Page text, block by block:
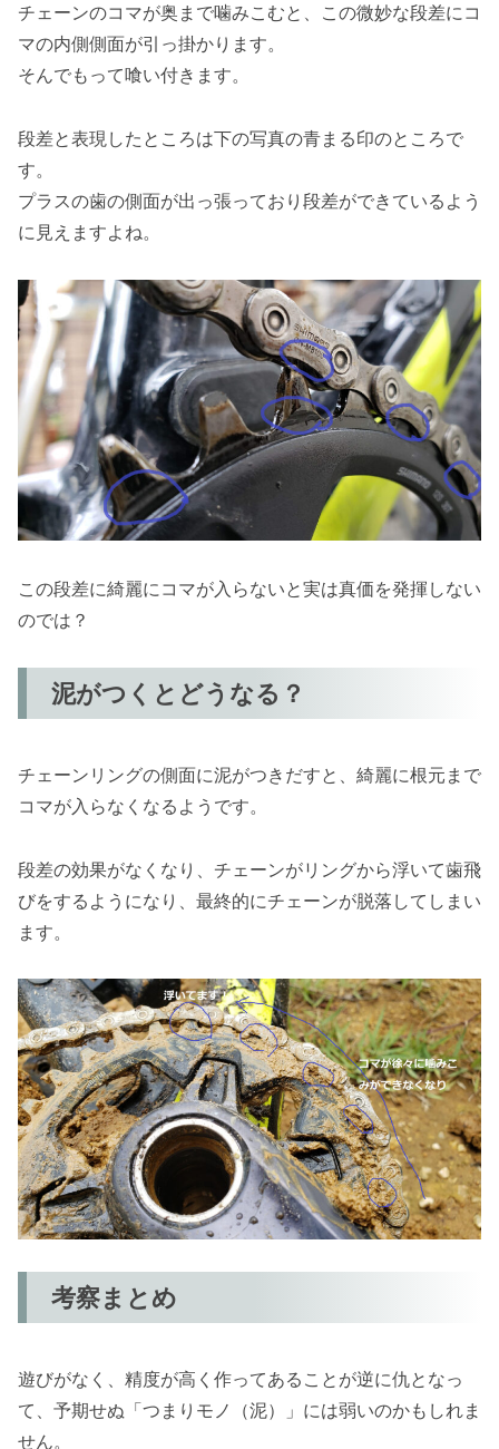
チェーンのコマが奥まで噛みこむと、この微妙な段差にコ
マの内側側面が引っ掛かります。
そんでもって喰い付きます。
段差と表現したところは下の写真の青まる印のところで
す。
プラスの歯の側面が出っ張っており段差ができているよう
に見えますよね。
この段差に綺麗にコマが入らないと実は真価を発揮しない
のでは？
泥がつくとどうなる？
チェーンリングの側面に泥がつきだすと、綺麗に根元まで
コマが入らなくなるようです。
段差の効果がなくなり、チェーンがリングから浮いて歯飛
びをするようになり、最終的にチェーンが脱落してしまい
ます。
考察まとめ
遊びがなく、精度が高く作ってあることが逆に仇となっ
て、予期せぬ「つまりモノ（泥）」には弱いのかもしれま
せん。